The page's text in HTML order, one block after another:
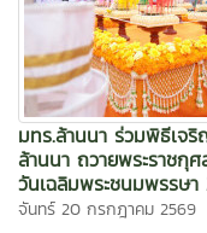
มทร.ล้านนา ร่วมพิธีเจ
ล้านนา ถวายพระราชกุ
วันเฉลิมพระชนมพรรษ
จันทร์ 20 กรกฎาคม 2569